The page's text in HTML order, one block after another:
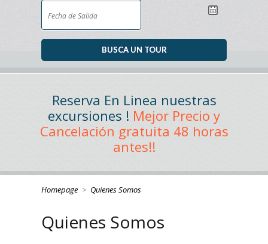
Reserva En Linea nuestras
excursiones ! Mejor Precio y
Cancelación gratuita 48 horas
antes!!
Homepage > Quienes Somos
Quienes Somos